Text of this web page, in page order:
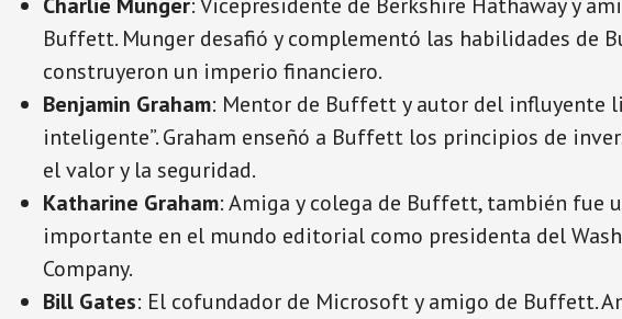
Charlie Munger: Vicepresidente de Berkshire Hathaway y
Buffett. Munger desafió y complementó las habilidades de
construyeron un imperio financiero.
Benjamin Graham: Mentor de Buffett y autor del influyente
inteligente”. Graham enseñó a Buffett los principios de
el valor y la seguridad.
Katharine Graham: Amiga y colega de Buffett, también fue
importante en el mundo editorial como presidenta del
Company.
Bill Gates: El cofundador de Microsoft y amigo de Buffett.